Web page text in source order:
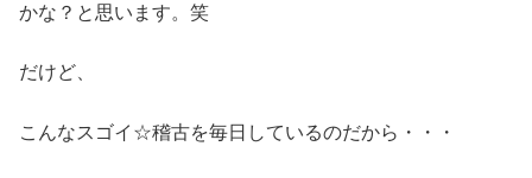
かな？と思います。笑
だけど、
こんなスゴイ☆稽古を毎日しているのだから・・・